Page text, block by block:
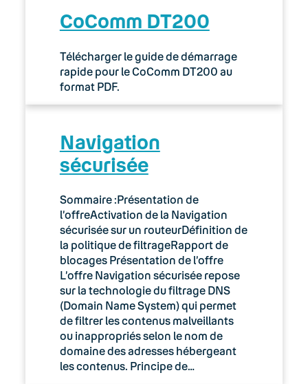
CoComm DT200
Télécharger le guide de démarrage
rapide pour le CoComm DT200 au
format PDF.
Navigation
sécurisée
Sommaire :Présentation de
l’offreActivation de la Navigation
sécurisée sur un routeurDéfinition de
la politique de filtrageRapport de
blocages Présentation de l’offre
L’offre Navigation sécurisée repose
sur la technologie du filtrage DNS
(Domain Name System) qui permet
de filtrer les contenus malveillants
ou inappropriés selon le nom de
domaine des adresses hébergeant
les contenus. Principe de…